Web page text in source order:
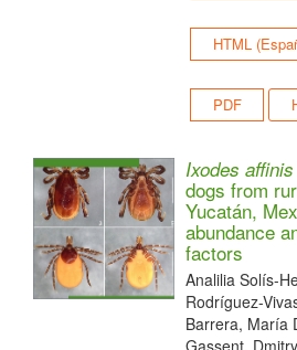
HTML
PDF
Ixodes affinis
dogs from
Yucatán,
abundance
factors
Analilia Solís-
Rodríguez-
Barrera, María
Gassent,